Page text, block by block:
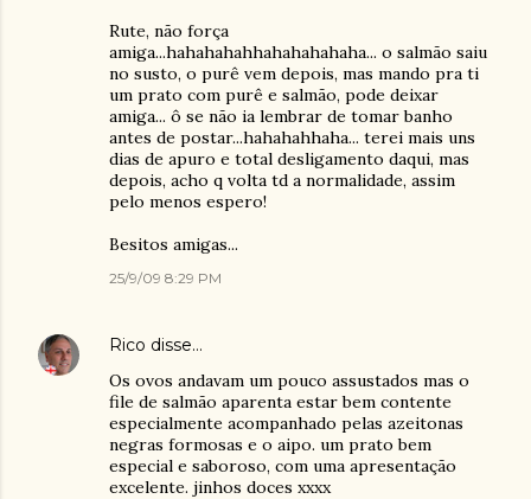
Rute, não força
amiga...hahahahahhahahahahaha... o salmão saiu
no susto, o purê vem depois, mas mando pra ti
um prato com purê e salmão, pode deixar
amiga... ô se não ia lembrar de tomar banho
antes de postar...hahahahhaha... terei mais uns
dias de apuro e total desligamento daqui, mas
depois, acho q volta td a normalidade, assim
pelo menos espero!
Besitos amigas...
25/9/09 8:29 PM
Rico disse…
Os ovos andavam um pouco assustados mas o
file de salmão aparenta estar bem contente
especialmente acompanhado pelas azeitonas
negras formosas e o aipo. um prato bem
especial e saboroso, com uma apresentação
excelente. jinhos doces xxxx